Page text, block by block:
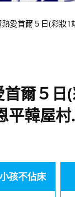
熱愛首爾５日(彩妝
首爾５
平韓屋
小孩不佔床